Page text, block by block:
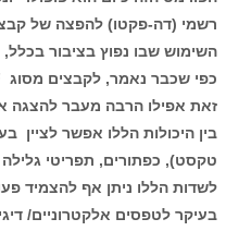
רשמי (דה-פקטו) להפצה של
השימוש שבו נפוץ בציבור
כפי שכבר נאמר, לקבצים מסוג PDF יכולות מגוונות ורבות.
זאת אפילו הרבה מעבר להצגה
בין היכולות הללו אפשר לציין
טקסט), כפתורים, תפריטי גלילה
לשדות הללו ניתן אף להצמיד
בעיקר לטפסים אלקטרוניים/